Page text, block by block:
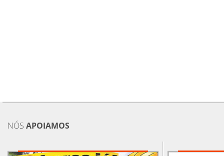
NÓS APOIAMOS